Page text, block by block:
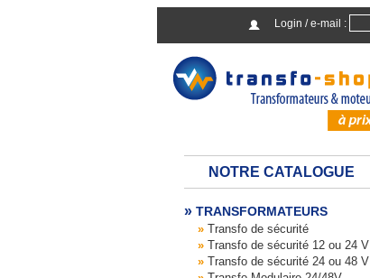
Login / e-mail :
NOTRE CATALOGUE
TRANSFORMATEURS
Transfo de sécurité
Transfo de sécurité 12 ou 24 V
Transfo de sécurité 24 ou 48 V